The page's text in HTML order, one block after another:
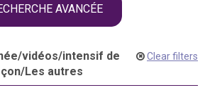
AVANCÉE
/vidéos/intensif de
/Les autres
Clear filters